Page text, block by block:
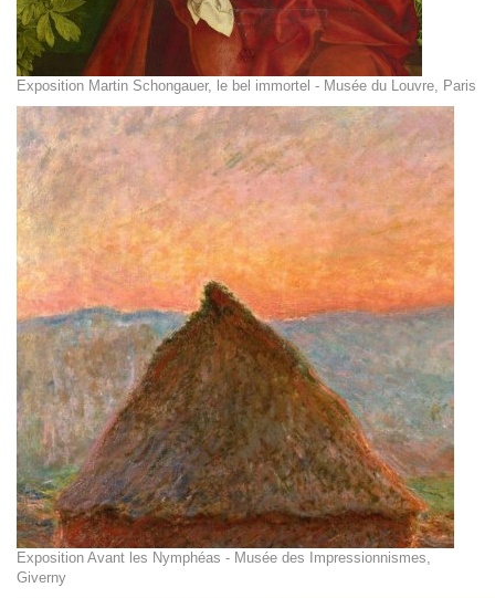
Exposition Martin Schongauer, le bel immortel - Musée du Louvre, Paris
Exposition Avant les Nymphéas - Musée des Impressionnismes,
Giverny